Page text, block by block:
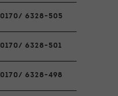
0170/ 6328-505
0170/ 6328-501
0170/ 6328-498